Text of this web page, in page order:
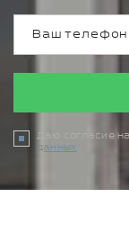
Даю согласие
данных